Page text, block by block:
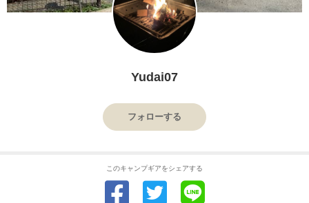
Yudai07
フォローする
このキャンプギアをシェアする